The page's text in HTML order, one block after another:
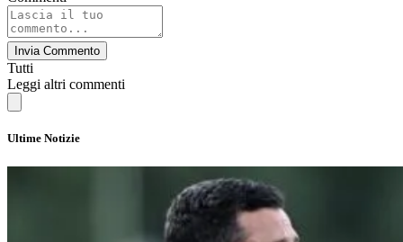
Invia Commento
Tutti
Leggi altri commenti
Ultime Notizie